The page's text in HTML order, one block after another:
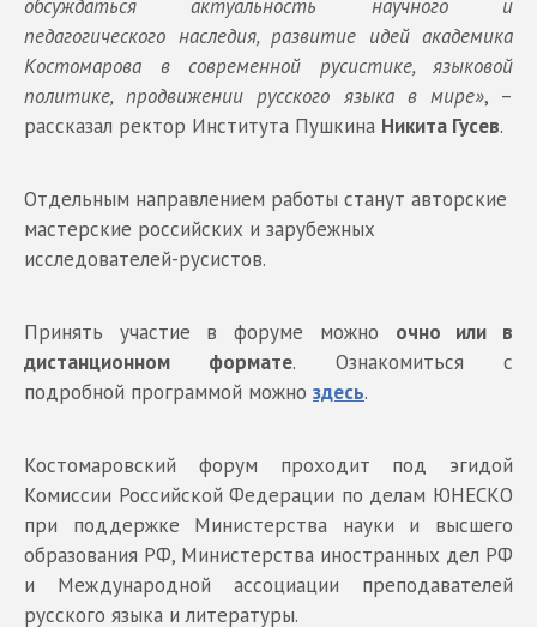
обсуждаться актуальность научного и
педагогического наследия, развитие идей академика
Костомарова в современной русистике, языковой
политике, продвижении русского языка в мире», –
рассказал ректор Института Пушкина Никита Гусев.
Отдельным направлением работы станут авторские
мастерские российских и зарубежных
исследователей-русистов.
Принять участие в форуме можно очно или в
дистанционном формате. Ознакомиться с
подробной программой можно здесь.
Костомаровский форум проходит под эгидой
Комиссии Российской Федерации по делам ЮНЕСКО
при поддержке Министерства науки и высшего
образования РФ, Министерства иностранных дел РФ
и Международной ассоциации преподавателей
русского языка и литературы.